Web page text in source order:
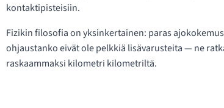
kontaktipisteisiin.
Fizikin filosofia on yksinkertainen: paras
ohjaustanko eivät ole pelkkiä lisävarusteita — ne
raskaammaksi kilometri kilometriltä.